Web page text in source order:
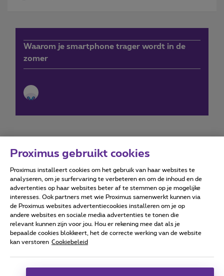
Waarom je smartphone trager wordt in de
zomer
Forumvoorwaarden Accessibility statement
Alle rechten voorbehouden. © Proximus
Algemene voorwaarden, consumenteninfo
Proximus gebruikt cookies
Proximus installeert cookies om het gebruik van haar websites te
analyseren, om je surfervaring te verbeteren en om de inhoud en de
advertenties op haar websites beter af te stemmen op je mogelijke
interesses. Ook partners met wie Proximus samenwerkt kunnen via
de Proximus websites advertentiecookies installeren om je op
andere websites en sociale media advertenties te tonen die
relevant kunnen zijn voor jou. Hou er rekening mee dat als je
bepaalde cookies blokkeert, het de correcte werking van de website
kan verstoren Cookiebeleid